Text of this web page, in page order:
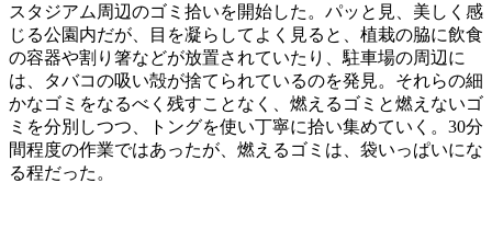
スタジアム周辺のゴミ拾いを開始した。パッと見、美しく感
じる公園内だが、目を凝らしてよく見ると、植栽の脇に飲食
の容器や割り箸などが放置されていたり、駐車場の周辺に
は、タバコの吸い殻が捨てられているのを発見。それらの細
かなゴミをなるべく残すことなく、燃えるゴミと燃えないゴ
ミを分別しつつ、トングを使い丁寧に拾い集めていく。30分
間程度の作業ではあったが、燃えるゴミは、袋いっぱいにな
る程だった。